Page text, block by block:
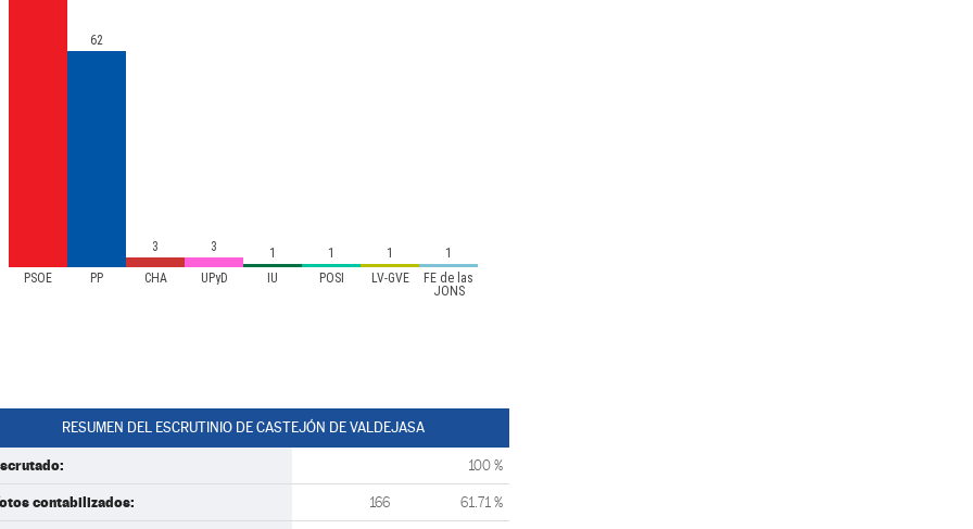
PSOE PP CHA UPyD IU POSI LV-GVE
FE de las
JONS
62
3 3 1 1 1 1
RESUMEN DEL ESCRUTINIO DE CASTEJÓN DE VALDEJASA
100 %
contabilizados: 166 61.71 %